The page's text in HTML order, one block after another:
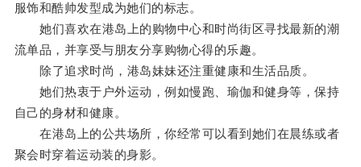
服饰和酷帅发型成为她们的标志。
她们喜欢在港岛上的购物中心和时尚街区寻找最新的潮
流单品，并享受与朋友分享购物心得的乐趣。
除了追求时尚，港岛妹妹还注重健康和生活品质。
她们热衷于户外运动，例如慢跑、瑜伽和健身等，保持
自己的身材和健康。
在港岛上的公共场所，你经常可以看到她们在晨练或者
聚会时穿着运动装的身影。